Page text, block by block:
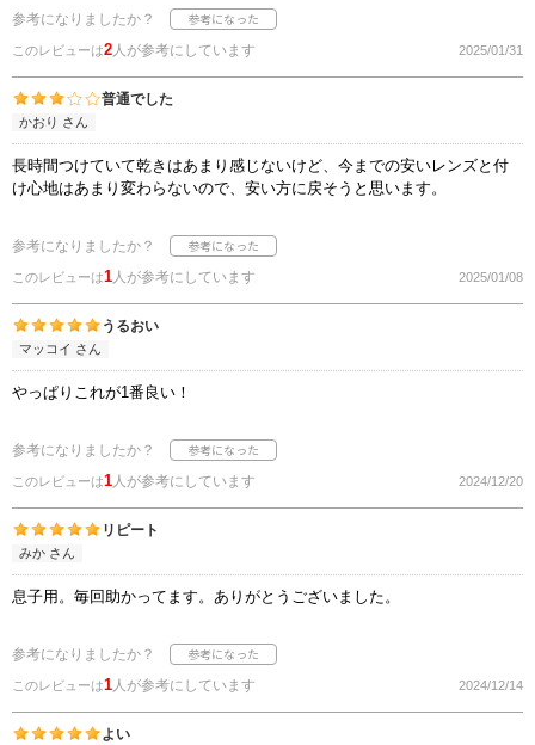
参考になりましたか？
このレビューは2人が参考にしています 2025/01/31
普通でした
かおり さん
長時間つけていて乾きはあまり感じないけど、今までの安いレンズと付
け心地はあまり変わらないので、安い方に戻そうと思います。
参考になりましたか？
このレビューは1人が参考にしています 2025/01/08
うるおい
マッコイ さん
やっぱりこれが1番良い！
参考になりましたか？
このレビューは1人が参考にしています 2024/12/20
リピート
みか さん
息子用。毎回助かってます。ありがとうございました。
参考になりましたか？
このレビューは1人が参考にしています 2024/12/14
よい